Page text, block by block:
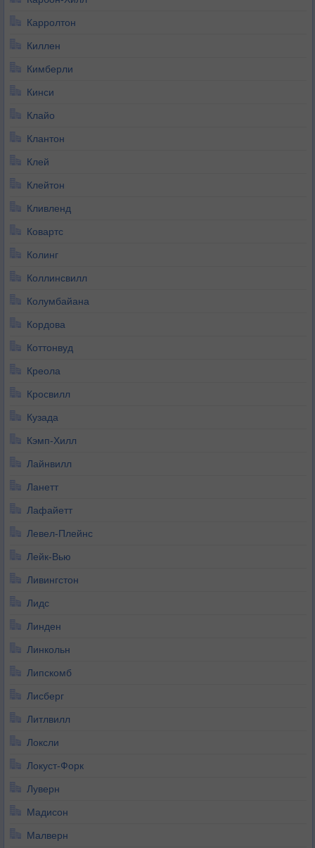
Карролтон
Киллен
Кимберли
Кинси
Клайо
Клантон
Клей
Клейтон
Кливленд
Ковартс
Колинг
Коллинсвилл
Колумбайана
Кордова
Коттонвуд
Креола
Кросвилл
Кузада
Кэмп-Хилл
Лайнвилл
Ланетт
Лафайетт
Левел-Плейнс
Лейк-Вью
Ливингстон
Лидс
Линден
Линкольн
Липскомб
Лисберг
Литлвилл
Локсли
Локуст-Форк
Луверн
Мадисон
Малверн